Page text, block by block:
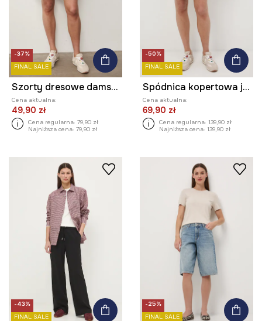
-37%
FINAL SALE
Szorty dresowe damskie
Cena aktualna:
49,90 zł
Cena regularna: 79,90 zł
Najniższa cena: 79,90 zł
-50%
FINAL SALE
Spódnica kopertowa jeansowa
Cena aktualna:
69,90 zł
Cena regularna: 139,90 zł
Najniższa cena: 139,90 zł
-43%
FINAL SALE
-25%
FINAL SALE